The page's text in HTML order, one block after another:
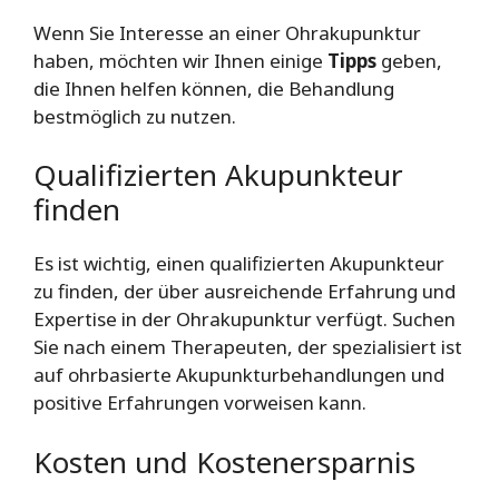
Wenn Sie Interesse an einer Ohrakupunktur
haben, möchten wir Ihnen einige Tipps geben,
die Ihnen helfen können, die Behandlung
bestmöglich zu nutzen.
Qualifizierten Akupunkteur
finden
Es ist wichtig, einen qualifizierten Akupunkteur
zu finden, der über ausreichende Erfahrung und
Expertise in der Ohrakupunktur verfügt. Suchen
Sie nach einem Therapeuten, der spezialisiert ist
auf ohrbasierte Akupunkturbehandlungen und
positive Erfahrungen vorweisen kann.
Kosten und Kostenersparnis